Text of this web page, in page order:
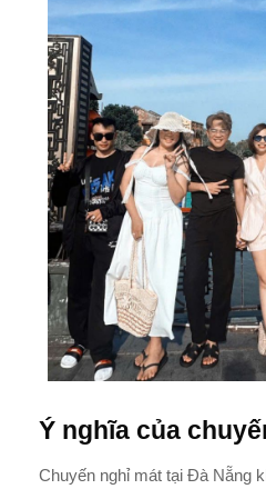
Ý nghĩa của
Chuyến nghỉ mát tại Đà Nẵng